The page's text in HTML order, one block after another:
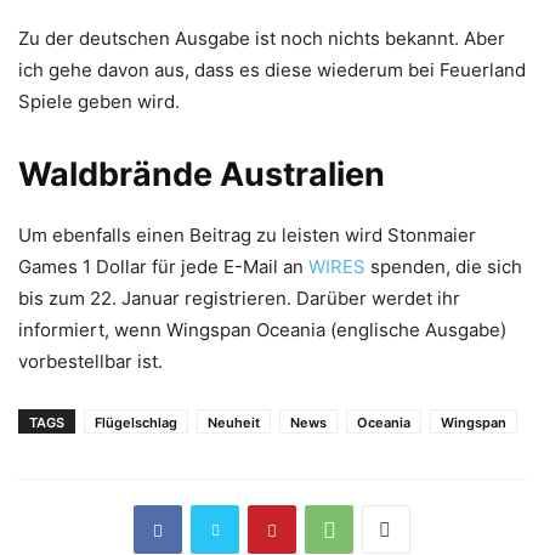
Zu der deutschen Ausgabe ist noch nichts bekannt. Aber
ich gehe davon aus, dass es diese wiederum bei Feuerland
Spiele geben wird.
Waldbrände Australien
Um ebenfalls einen Beitrag zu leisten wird Stonmaier
Games 1 Dollar für jede E-Mail an WIRES spenden, die sich
bis zum 22. Januar registrieren. Darüber werdet ihr
informiert, wenn Wingspan Oceania (englische Ausgabe)
vorbestellbar ist.
TAGS Flügelschlag Neuheit News Oceania Wingspan